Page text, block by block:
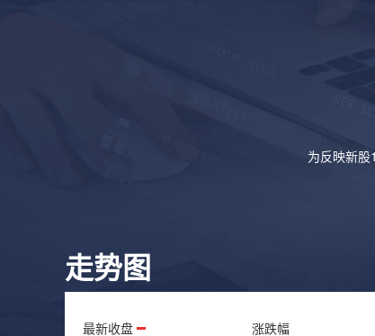
为反映新股
走势图
最新收盘 涨跌幅